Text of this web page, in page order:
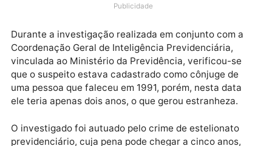
do Banco Itaú, na capital.
Publicidade
Durante a investigação realizada em conjunto com a
Coordenação Geral de Inteligência Previdenciária,
vinculada ao Ministério da Previdência, verificou-se
que o suspeito estava cadastrado como cônjuge de